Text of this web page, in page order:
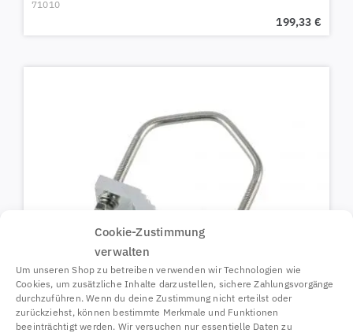
Cookie-Zustimmung
verwalten
Um unseren Shop zu betreiben verwenden wir Technologien wie
Cookies, um zusätzliche Inhalte darzustellen, sichere Zahlungsvorgänge
durchzuführen. Wenn du deine Zustimmung nicht erteilst oder
zurückziehst, können bestimmte Merkmale und Funktionen
beeinträchtigt werden. Wir versuchen nur essentielle Daten zu
71010
199,33 €